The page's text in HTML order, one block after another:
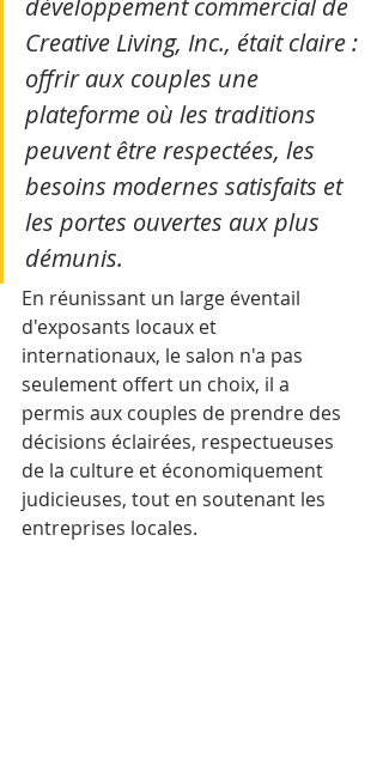
Creative Living, Inc., était claire :
offrir aux couples une
plateforme où les traditions
peuvent être respectées, les
besoins modernes satisfaits et
les portes ouvertes aux plus
démunis.
En réunissant un large éventail
d'exposants locaux et
internationaux, le salon n'a pas
seulement offert un choix, il a
permis aux couples de prendre des
décisions éclairées, respectueuses
de la culture et économiquement
judicieuses, tout en soutenant les
entreprises locales.